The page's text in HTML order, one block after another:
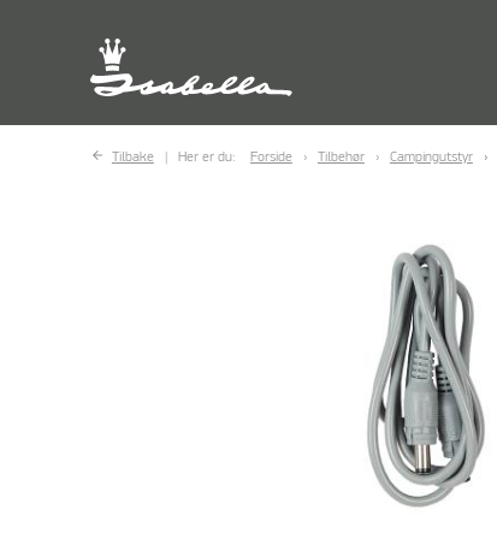
Tilbake Her er du: Forside Tilbehør Campingutstyr